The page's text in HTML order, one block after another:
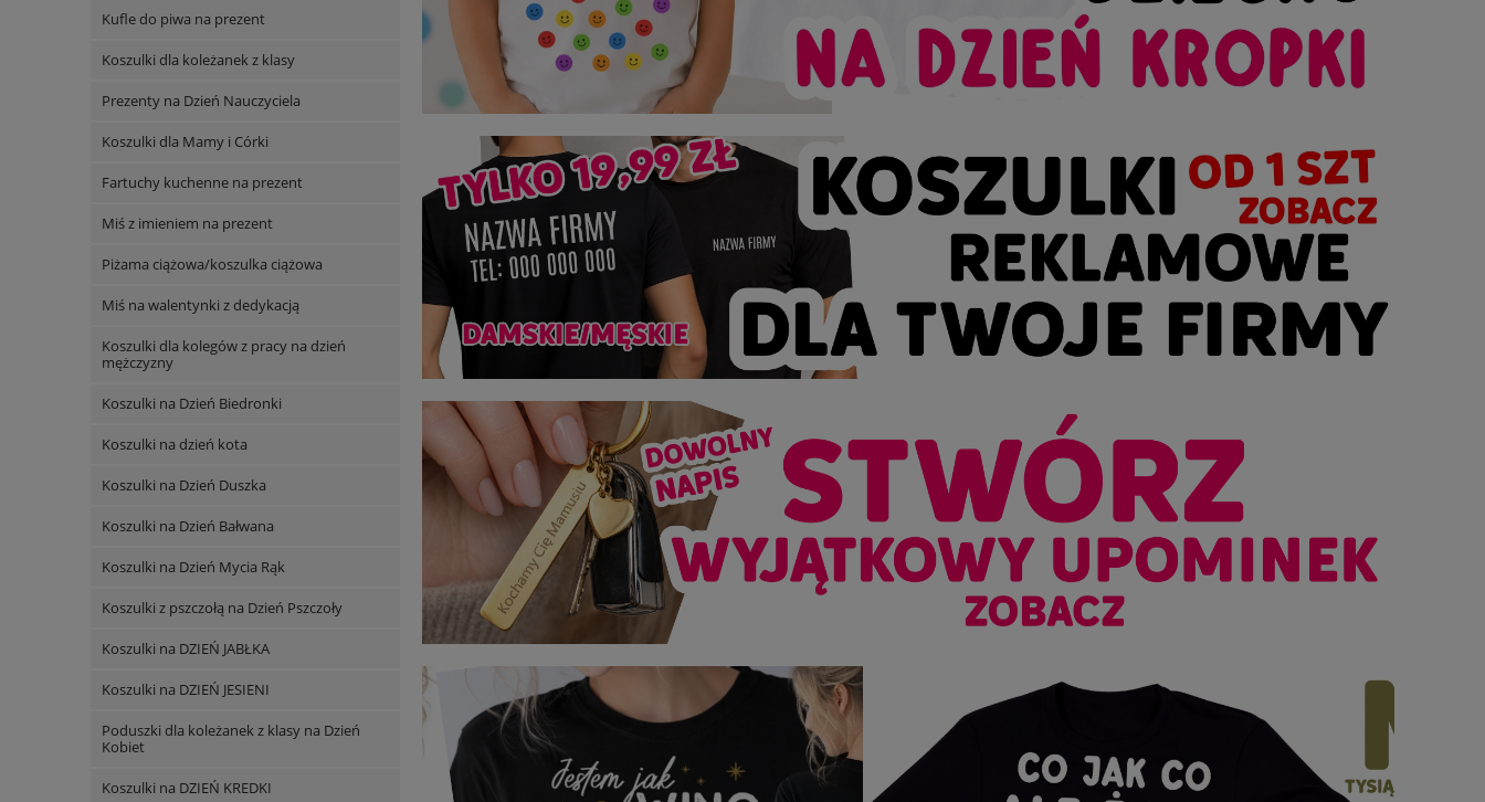
Kufle do piwa na prezent
Koszulki dla koleżanek z klasy
Prezenty na Dzień Nauczyciela
Koszulki dla Mamy i Córki
Fartuchy kuchenne na prezent
Miś z imieniem na prezent
Piżama ciążowa/koszulka ciążowa
Miś na walentynki z dedykacją
Koszulki dla kolegów z pracy na dzień
mężczyzny
Koszulki na Dzień Biedronki
Koszulki na dzień kota
Koszulki na Dzień Duszka
Koszulki na Dzień Bałwana
Koszulki na Dzień Mycia Rąk
Koszulki z pszczołą na Dzień Pszczoły
Koszulki na DZIEŃ JABŁKA
Koszulki na DZIEŃ JESIENI
Poduszki dla koleżanek z klasy na Dzień
Kobiet
Koszulki na DZIEŃ KREDKI